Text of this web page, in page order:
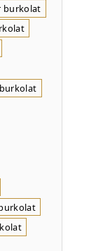
burkolat